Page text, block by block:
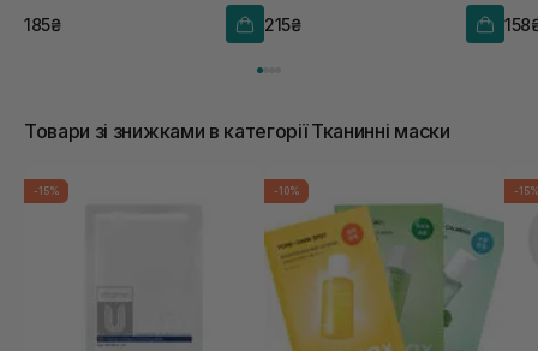
185₴ 215₴
Товари зі знижками в категорії Тканинні маски
-15% -10% -